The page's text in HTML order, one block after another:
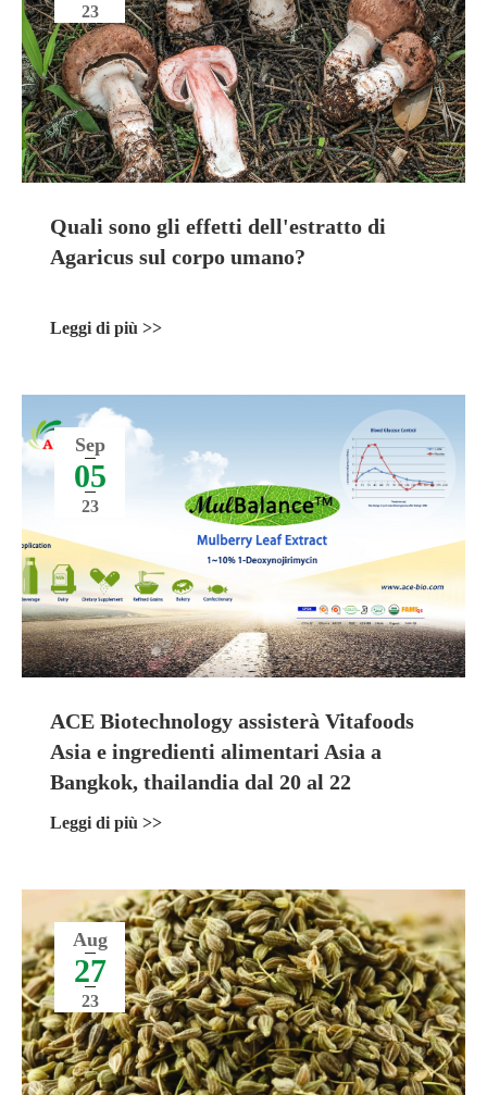
23
Quali sono gli effetti dell'estratto di
Agaricus sul corpo umano?
Leggi di più >>
Sep
05
23
ACE Biotechnology assisterà Vitafoods
Asia e ingredienti alimentari Asia a
Bangkok, thailandia dal 20 al 22
settembre 2023
Leggi di più >>
Aug
27
23